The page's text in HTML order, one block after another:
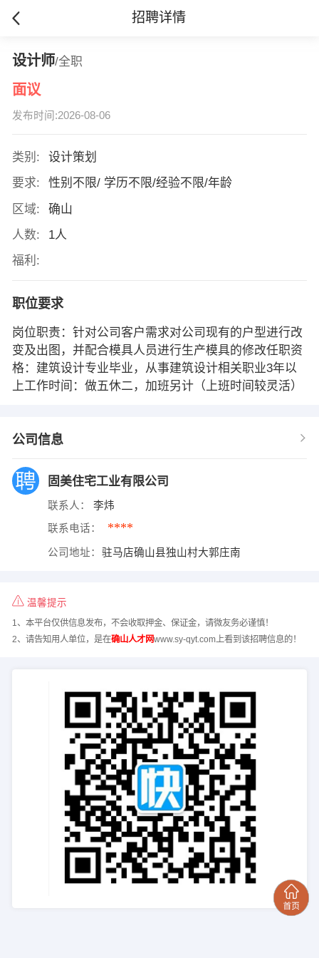
招聘详情
设计师/全职
面议
发布时间:2026-08-06
类别:
设计策划
要求:
性别不限/ 学历不限/经验不限/年龄
区域:
确山
人数:
1人
福利:
职位要求
岗位职责：针对公司客户需求对公司现有的户型进行改
变及出图，并配合模具人员进行生产模具的修改任职资
格：建筑设计专业毕业，从事建筑设计相关职业3年以
上工作时间：做五休二，加班另计（上班时间较灵活）
公司信息
固美住宅工业有限公司
联系人： 李炜
联系电话： ****
公司地址： 驻马店确山县独山村大郭庄南
温馨提示
1、本平台仅供信息发布，不会收取押金、保证金，请微友务必谨慎！
2、请告知用人单位，是在确山人才网www.sy-qyt.com上看到该招聘信息的！